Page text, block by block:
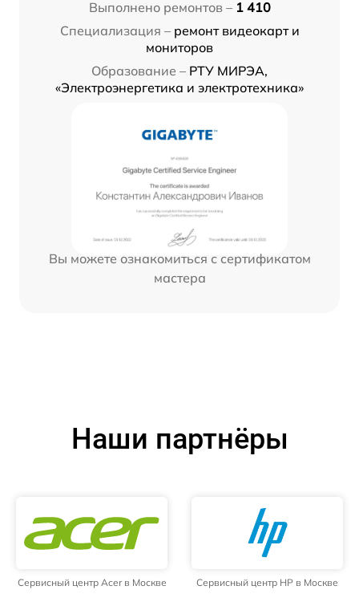
Выполнено ремонтов – 1 410
Специализация – ремонт видеокарт и
мониторов
Образование – РТУ МИРЭА,
«Электроэнергетика и электротехника»
Вы можете ознакомиться с сертификатом
мастера
Наши партнёры
Сервисный центр Acer в Москве Сервисный центр HP в Москве